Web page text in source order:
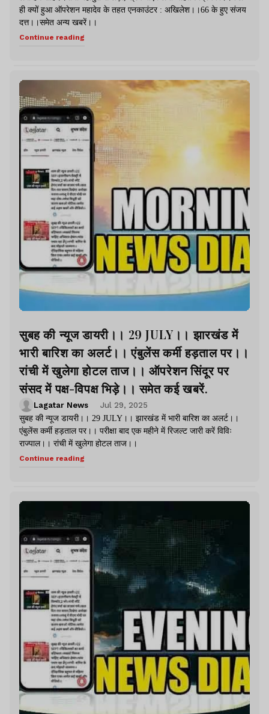
ही क्यों हुआ ऑपरेशन महादेव के तहत एनकाउंटर : अखिलेश।।66 के हुए संजय
दत्त।।समेत अन्य खबरें।।
Continue reading
सुबह की न्यूज डायरी।। 29 JULY।। झारखंड में
भारी बारिश का अलर्ट।। एंबुलेंस कर्मी हड़ताल पर।।
रांची में खुलेगा होटल ताज।। ऑपरेशन सिंदूर पर
संसद में पक्ष-विपक्ष भिड़े।। समेत कई खबरें.
Lagatar News
Jul 29, 2025
सुबह की न्यूज डायरी।। 29 JULY।। झारखंड में भारी बारिश का अलर्ट।।
एंबुलेंस कर्मी हड़ताल पर।। परीक्षा बाद एक महीने में रिजल्ट जारी करें विविः
राज्पाल।। रांची में खुलेगा होटल ताज।।
Continue reading